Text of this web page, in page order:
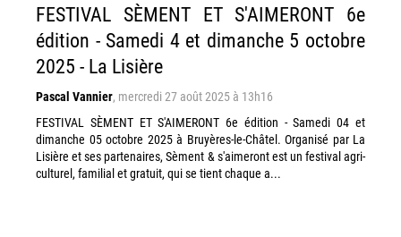
FESTIVAL SÈMENT ET S'AIMERONT 6e
édition - Samedi 4 et dimanche 5 octobre
2025 - La Lisière
Pascal Vannier, mercredi 27 août 2025 à 13h16
FESTIVAL SÈMENT ET S'AIMERONT 6e édition - Samedi 04 et
dimanche 05 octobre 2025 à Bruyères-le-Châtel. Organisé par La
Lisière et ses partenaires, Sèment & s'aimeront est un festival agri-
culturel, familial et gratuit, qui se tient chaque a...